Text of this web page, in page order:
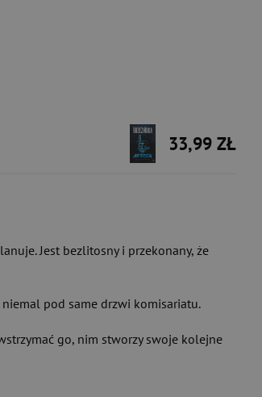
33,99 ZŁ
Jest bezlitosny i przekonany, że
pod same drzwi komisariatu.
go, nim stworzy swoje kolejne